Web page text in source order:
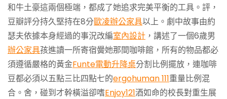
和牛土豪這兩個極端，都成了她追求完美平衡的工具。評，
豆瓣評分持久堅持在8分歐凌辦公家具以上。劇中故事由約
瑟夫依據本身經過的事況改編室內設計 ，講述了一個6歲男
辦公家具孩進讀一所寄宿黌她那間咖啡館，所有的物品都必
須遵循嚴格的黃金Funte電動升降桌分割比例擺放，連咖啡
豆都必須以五點三比四點七的ergohuman 111重量比例混
合。舍，碰到才幹橫溢卻嗜Enjoy121酒如命的校長對重生展